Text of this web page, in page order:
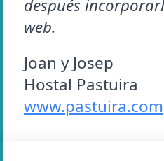
después
web.
Joan y Josep
Hostal Pastuira
www.pastuira.com